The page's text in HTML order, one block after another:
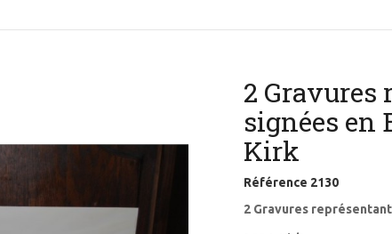
2 Gravures
signées en
Kirk
Référence 2130
2 Gravures